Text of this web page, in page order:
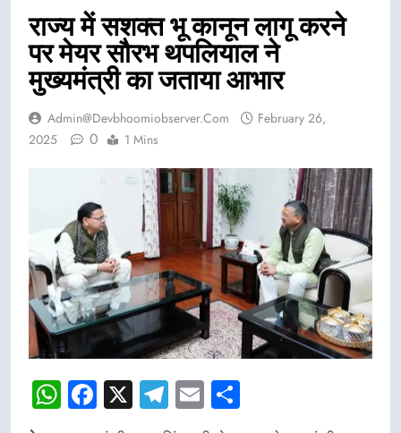
राज्य में सशक्त भू कानून लागू करने
पर मेयर सौरभ थपलियाल ने
मुख्यमंत्री का जताया आभार
Admin@devbhoomiobserver.com
February 26,
2025
0 1 Mins
WhatsApp
Facebook
X Telegram
Email